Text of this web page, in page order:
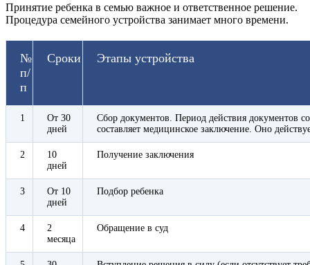
Принятие ребенка в семью важное и ответственное решение.
Процедура семейного устройства занимает много времени.
№
п/
п
Сроки Этапы устройства
1
От 30
дней
Сбор документов. Период действия документов
составляет медицинское заключение. Оно
2
10
дней
Получение заключения
3
От 10
дней
Подбор ребенка
4
2
месяца
Обращение в суд